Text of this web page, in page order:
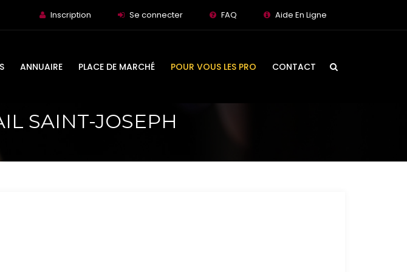
Inscription Se connecter FAQ Aide En Ligne
ANNUAIRE PLACE DE MARCHÉ POUR VOUS LES PRO CONTACT
SAINT-JOSEPH